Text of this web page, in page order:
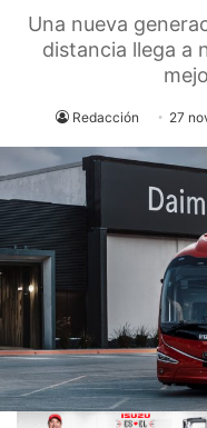
Una nueva
distancia llega a
Redacción 27